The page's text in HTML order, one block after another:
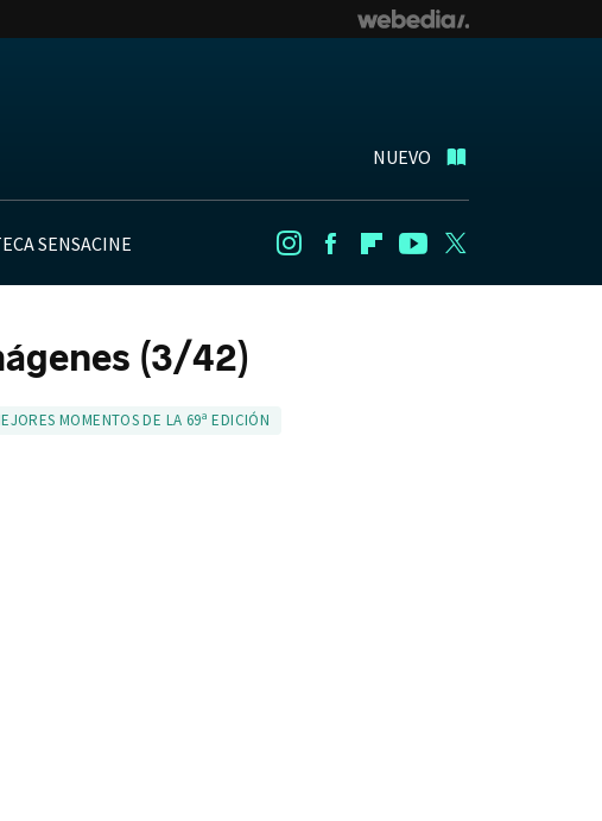
NUEVO
SENSACINE InstagramFacebookFlipboard
Youtube
(3/42)
MOMENTOS DE LA 69ª EDICIÓN